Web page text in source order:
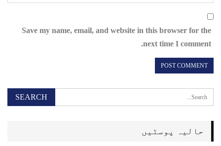
Save my name, email, and website in this browser for the
next time I comment.
حالیہ پوسٹیں